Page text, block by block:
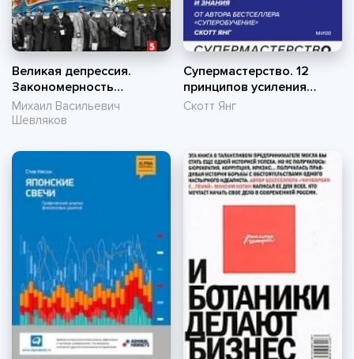
Великая депрессия.
Закономерность
катастрофы. 1929-1942
(pdf)
Михаил Васильевич
Шевляков
Супермастерство. 12
принципов усиления
навыков и знания
Скотт Янг